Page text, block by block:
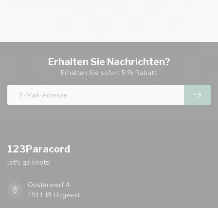
Erhalten Sie Nachrichten?
Erhalten Sie sofort 5 % Rabatt!
123Paracord
let's go knots!
Oosterwerf 4
1911 JB Uitgeest